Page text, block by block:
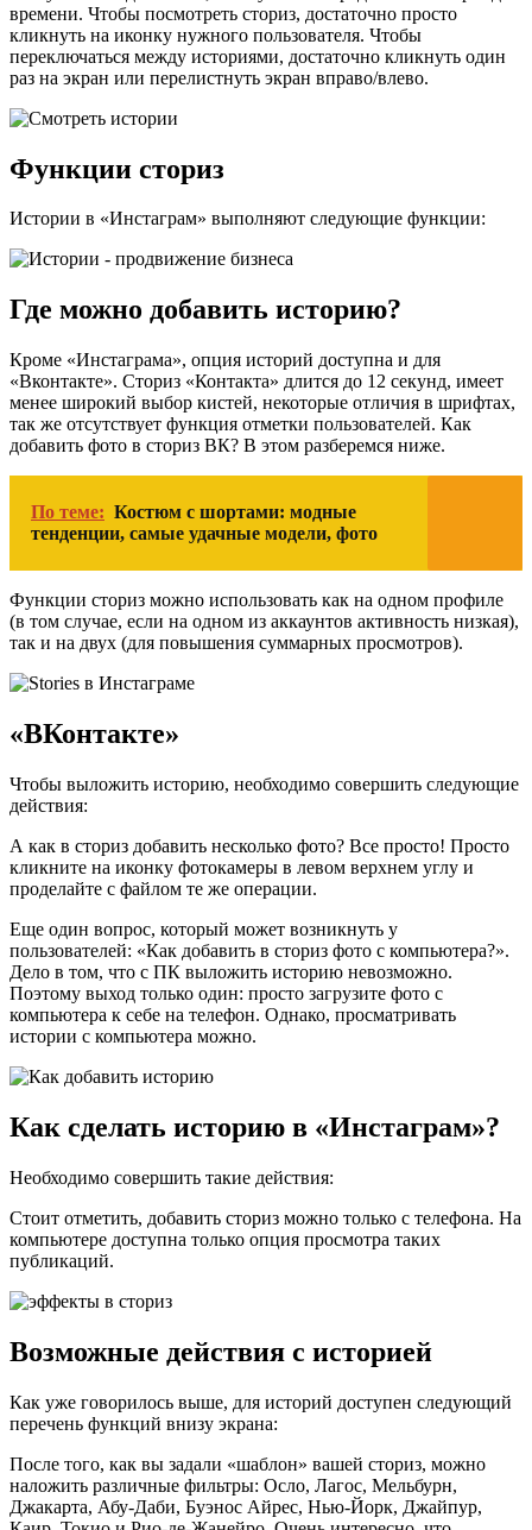
времени. Чтобы посмотреть сториз, достаточно просто
кликнуть на иконку нужного пользователя. Чтобы
переключаться между историями, достаточно кликнуть один
раз на экран или перелистнуть экран вправо/влево.
Функции сториз
Истории в «Инстаграм» выполняют следующие функции:
Где можно добавить историю?
Кроме «Инстаграма», опция историй доступна и для
«Вконтакте». Сториз «Контакта» длится до 12 секунд, имеет
менее широкий выбор кистей, некоторые отличия в шрифтах,
так же отсутствует функция отметки пользователей. Как
добавить фото в сториз ВК? В этом разберемся ниже.
По теме: Костюм с шортами: модные
тенденции, самые удачные модели, фото
Функции сториз можно использовать как на одном профиле
(в том случае, если на одном из аккаунтов активность низкая),
так и на двух (для повышения суммарных просмотров).
«ВКонтакте»
Чтобы выложить историю, необходимо совершить следующие
действия:
А как в сториз добавить несколько фото? Все просто! Просто
кликните на иконку фотокамеры в левом верхнем углу и
проделайте с файлом те же операции.
Еще один вопрос, который может возникнуть у
пользователей: «Как добавить в сториз фото с компьютера?».
Дело в том, что с ПК выложить историю невозможно.
Поэтому выход только один: просто загрузите фото с
компьютера к себе на телефон. Однако, просматривать
истории с компьютера можно.
Как сделать историю в «Инстаграм»?
Необходимо совершить такие действия:
Стоит отметить, добавить сториз можно только с телефона. На
компьютере доступна только опция просмотра таких
публикаций.
Возможные действия с историей
Как уже говорилось выше, для историй доступен следующий
перечень функций внизу экрана:
После того, как вы задали «шаблон» вашей сториз, можно
наложить различные фильтры: Осло, Лагос, Мельбурн,
Джакарта, Абу-Даби, Буэнос Айрес, Нью-Йорк, Джайпур,